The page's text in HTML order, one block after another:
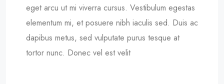
eget arcu ut mi viverra cursus. Vestibulum egestas
elementum mi, et posuere nibh iaculis sed. Duis ac
dapibus metus, sed vulputate purus tesque at
tortor nunc. Donec vel est velit